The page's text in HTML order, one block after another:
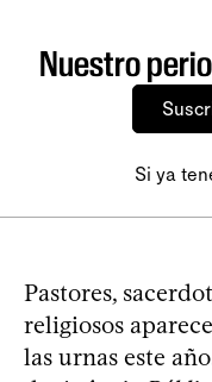
Nuestro
Si ya
Pastores,
religiosos
las urnas este